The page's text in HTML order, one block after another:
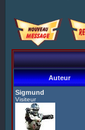
Auteur
Sigmund
Visiteur